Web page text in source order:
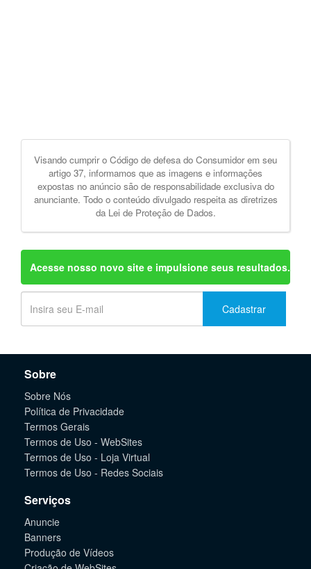
Visando cumprir o Código de defesa do Consumidor em seu
artigo 37, informamos que as imagens e informações
expostas no anúncio são de responsabilidade exclusiva do
anunciante. Todo o conteúdo divulgado respeita as diretrizes
da Lei de Proteção de Dados.
Acesse nosso novo site e impulsione seus resultados.
Cadastrar
Sobre
Sobre Nós
Política de Privacidade
Termos Gerais
Termos de Uso - WebSites
Termos de Uso - Loja Virtual
Termos de Uso - Redes Sociais
Serviços
Anuncie
Banners
Produção de Vídeos